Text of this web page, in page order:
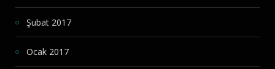
Şubat 2017
Ocak 2017